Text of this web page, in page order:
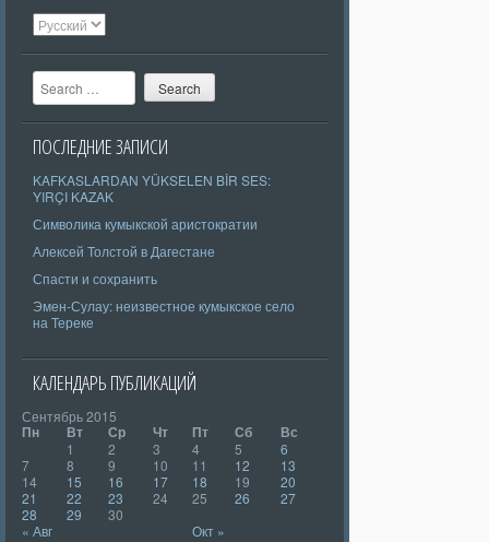
Search
ПОСЛЕДНИЕ ЗАПИСИ
KAFKASLARDAN YÜKSELEN BİR SES:
YIRÇI KAZAK
Символика кумыкской аристократии
Алексей Толстой в Дагестане
Спасти и сохранить
Эмен-Сулау: неизвестное кумыкское село
на Тереке
КАЛЕНДАРЬ ПУБЛИКАЦИЙ
Сентябрь 2015
Пн Вт Ср Чт Пт Сб Вс
« Авг Окт »
1 2 3 4 5
6
7
8 9 10 11 12
13
14
15 16 17 18 19
20
21
22 23 24 25 26
27
28
29 30